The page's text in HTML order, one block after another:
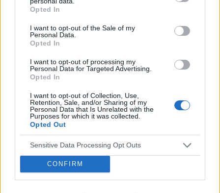
Opted In
I want to opt-out of the Sale of my
Personal Data.
Opted In
I want to opt-out of processing my
Personal Data for Targeted Advertising.
Opted In
I want to opt-out of Collection, Use,
Retention, Sale, and/or Sharing of my
Personal Data that Is Unrelated with the
Purposes for which it was collected.
Opted Out
Sensitive Data Processing Opt Outs
CONFIRM
Wpływ niedoboru snu na nasz organizm
organizmie człowieka. Może powodować na przykład
problem z regulacją uczucia głodu. Niewyspany człowiek ma
większą ochotę na kaloryczne jedzenie,...